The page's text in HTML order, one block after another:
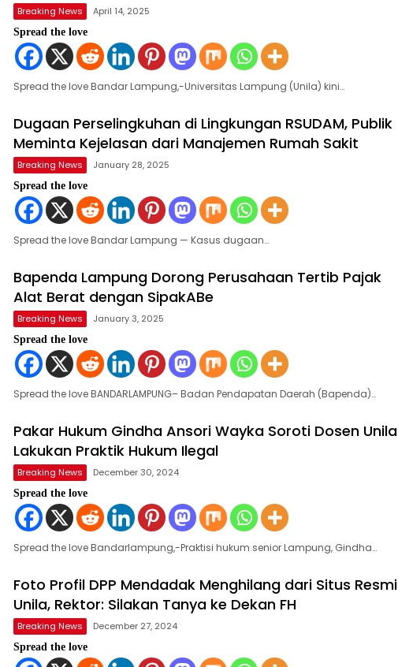
Breaking News April 14, 2025
Spread the love
Spread the love Bandar Lampung,-Universitas Lampung (Unila) kini…
Dugaan Perselingkuhan di Lingkungan RSUDAM, Publik
Meminta Kejelasan dari Manajemen Rumah Sakit
Breaking News January 28, 2025
Spread the love
Spread the love Bandar Lampung — Kasus dugaan…
Bapenda Lampung Dorong Perusahaan Tertib Pajak
Alat Berat dengan SipakABe
Breaking News January 3, 2025
Spread the love
Spread the love BANDARLAMPUNG– Badan Pendapatan Daerah (Bapenda)…
Pakar Hukum Gindha Ansori Wayka Soroti Dosen Unila
Lakukan Praktik Hukum Ilegal
Breaking News December 30, 2024
Spread the love
Spread the love Bandarlampung,-Praktisi hukum senior Lampung, Gindha…
Foto Profil DPP Mendadak Menghilang dari Situs Resmi
Unila, Rektor: Silakan Tanya ke Dekan FH
Breaking News December 27, 2024
Spread the love